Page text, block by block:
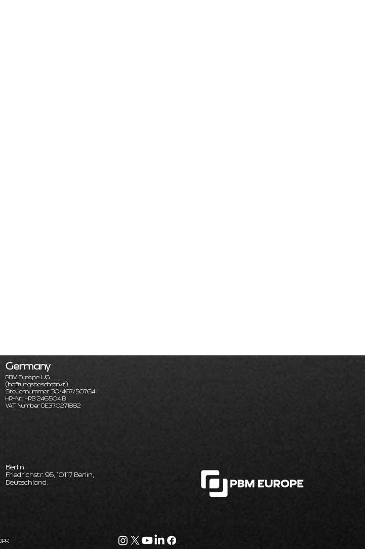
Germany
PBM Europe UG
(haftungsbeschränkt)
Steuernummer 30/467/50764
HR-Nr.: HRB 246504 B
VAT Number DE370271882
Berlin
Friedrichstr. 95, 10117 Berlin,
Deutschland.